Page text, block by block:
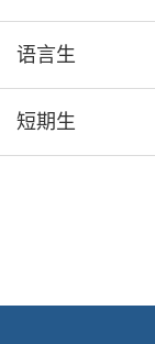
语言生
短期生